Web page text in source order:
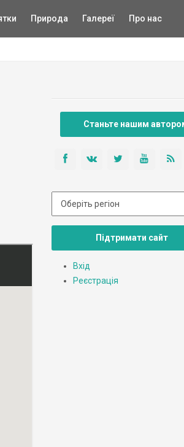
Природа Галереї Про нас
Станьте нашим
Підтримати сайт
Вхід
Реєстрація